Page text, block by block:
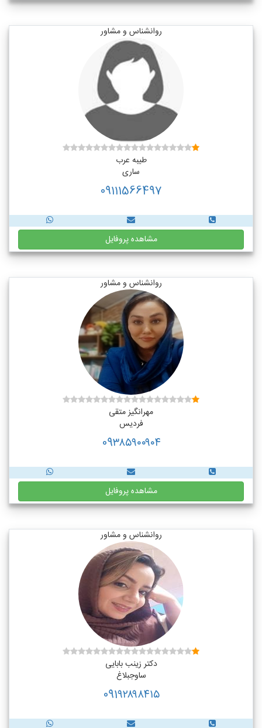
روانشناس و مشاور
طیبه عرب
ساری
09111566497
مشاهده پروفایل
روانشناس و مشاور
مهرانگیز متقی
فردیس
09۳۸۵۹۰۰۹۰۴
مشاهده پروفایل
روانشناس و مشاور
دکتر زینب بابایی
ساوجبلاغ
091۹۲۸۹۸۴۱۵